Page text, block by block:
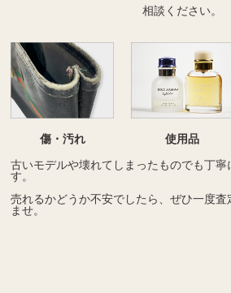
相談ください。
傷・汚れ 使用品
古いモデルや壊れてしまったものでも丁寧
す。
売れるかどうか不安でしたら、ぜひ一度
ませ。